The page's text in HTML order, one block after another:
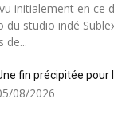
initialement en ce
du studio indé
de...
fin précipitée pour
08/2026